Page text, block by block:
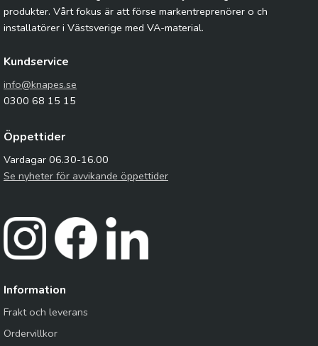
produkter. Vårt fokus är att förse markentreprenörer o ch
installatörer i Västsverige med VA-material.
Kundservice
info@knapes.se
0300 68 15 15
Öppettider
Vardagar 06.30-16.00
Se nyheter för avvikande öppettider
Information
Frakt och leverans
Ordervillkor